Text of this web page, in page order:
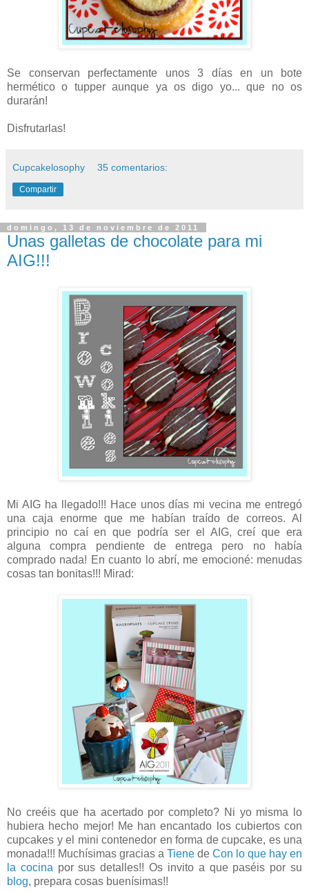
Se conservan perfectamente unos 3 días en un bote
hermético o tupper aunque ya os digo yo... que no os
durarán!
Disfrutarlas!
Cupcakelosophy 35 comentarios:
Compartir
domingo, 13 de noviembre de 2011
Unas galletas de chocolate para mi
AIG!!!
Mi AIG ha llegado!!! Hace unos días mi vecina me entregó
una caja enorme que me habían traído de correos. Al
principio no caí en que podría ser el AIG, creí que era
alguna compra pendiente de entrega pero no había
comprado nada! En cuanto lo abrí, me emocioné: menudas
cosas tan bonitas!!! Mirad:
No creéis que ha acertado por completo? Ni yo misma lo
hubiera hecho mejor! Me han encantado los cubiertos con
cupcakes y el mini contenedor en forma de cupcake, es una
monada!!! Muchísimas gracias a Tiene de Con lo que hay en
la cocina por sus detalles!! Os invito a que paséis por su
blog, prepara cosas buenísimas!!